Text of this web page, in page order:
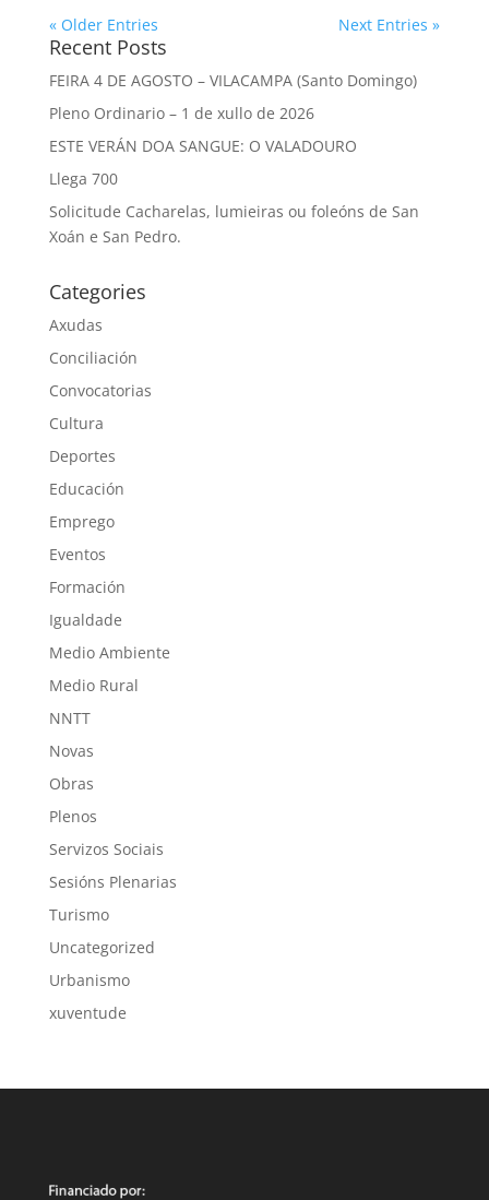
« Older Entries Next Entries »
Recent Posts
FEIRA 4 DE AGOSTO – VILACAMPA (Santo Domingo)
Pleno Ordinario – 1 de xullo de 2026
ESTE VERÁN DOA SANGUE: O VALADOURO
Llega 700
Solicitude Cacharelas, lumieiras ou foleóns de San
Xoán e San Pedro.
Categories
Axudas
Conciliación
Convocatorias
Cultura
Deportes
Educación
Emprego
Eventos
Formación
Igualdade
Medio Ambiente
Medio Rural
NNTT
Novas
Obras
Plenos
Servizos Sociais
Sesións Plenarias
Turismo
Uncategorized
Urbanismo
xuventude